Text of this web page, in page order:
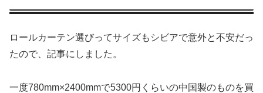
ロールカーテン選びってサイズもシビアで意外と不安だっ
たので、記事にしました。
一度780mm×2400mmで5300円くらいの中国製のものを買